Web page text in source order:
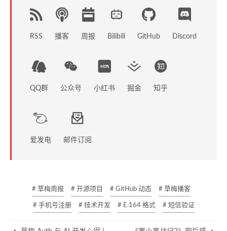
RSS 播客 周报 Bilibili GitHub Discord
QQ群 公众号 小红书 掘金 知乎
爱发电 邮件订阅
# 草梅周报 # 开源项目 # GitHub 动态 # 草梅播客
# 手机号注册 # 技术开发 # E.164 格式 # 短信验证